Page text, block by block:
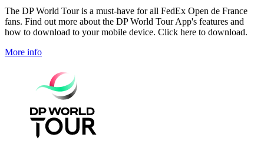
The DP World Tour is a must-have for all FedEx Open de France
fans. Find out more about the DP World Tour App's features and
how to download to your mobile device. Click here to download.
More info